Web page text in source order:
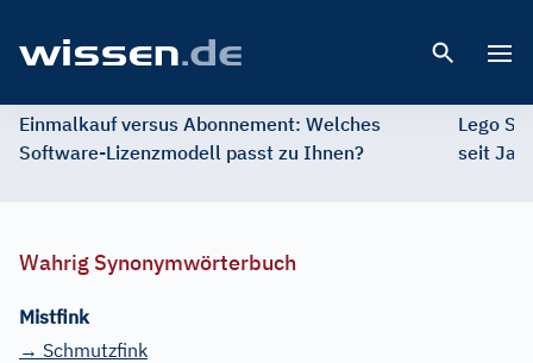
Einmalkauf versus Abonnement: Welches
Software-Lizenzmodell passt zu Ihnen?
Lego
seit
Wahrig Synonymwörterbuch
Mistfink
→ Schmutzfink